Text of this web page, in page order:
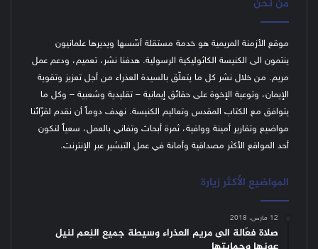
من نحن
موقع الأزمنة المريمية هو خدمة مستقلة أسّسها ويديرها علمانيون
ينتمون الى الكنيسة الكاثوليكية الرسولية. هدفنا نشر، تعميم، ودعم عمل
مريم. من خلال نشر كل ما يتعلّق بالسيدة العذراء من أجل تعزيز وتقوية
الإيمان، وتوعية الإخوة على حقائق إيمانية – تقليدية وشعبية – وكل ما
يتوافق مع الكتاب المقدس وتعاليم الكنيسة. نهدف دوماً أن نقدم لقرّائنا
مواضيع وتقارير أمينة ووافية، ثمرة أبحاث وتفاني بالعمل، سعياً لنكون
أحد المواقع الأكثر مصداقية وأمانة في عمل التبشير عبر الإنترنت.
المواضيع الأكثر زيارة
12 مارس، 2018
صلاة فعّالة الى مريم العذراء وسيطة جميع النِعم لنيل